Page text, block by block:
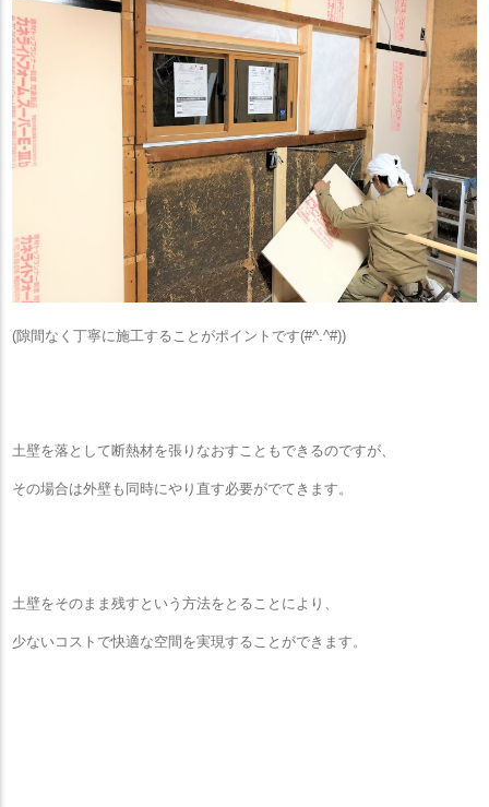
(隙間なく丁寧に施工することがポイントです(#^.^#))
土壁を落として断熱材を張りなおすこともできるのですが、
その場合は外壁も同時にやり直す必要がでてきます。
土壁をそのまま残すという方法をとることにより、
少ないコストで快適な空間を実現することができます。